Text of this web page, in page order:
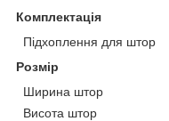
Комплектація
Підхоплення для штор
Розмір
Ширина штор
Висота штор